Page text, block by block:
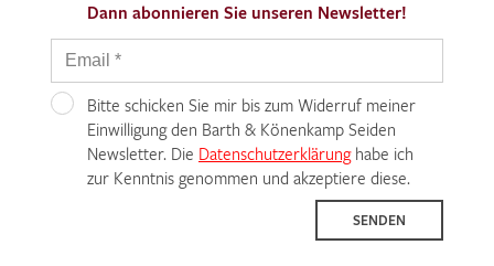
Ich bin damit einverstanden, dass meine angegebenen Daten
zur Beantwortung meiner Musteranfrage genutzt werden.
Datenschutzbestimmungenhabe ich zur Kenntnis
genommen und akzeptiere diese.
Dann abonnieren Sie unseren Newsletter!
Bitte schicken Sie mir bis zum Widerruf meiner
Einwilligung den Barth & Könenkamp Seiden
Newsletter. Die Datenschutzerklärunghabe ich
zur Kenntnis genommen und akzeptiere diese.
SENDEN